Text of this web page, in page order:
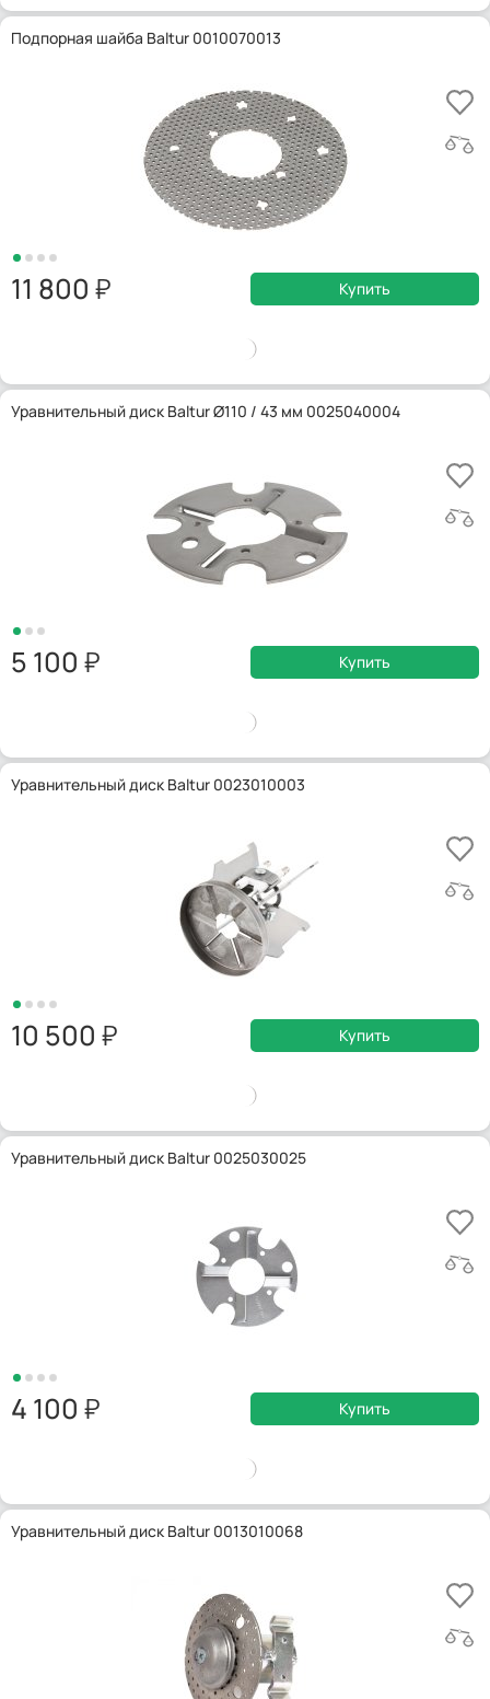
Подпорная шайба Baltur 0010070013
11 800 Купить
Уравнительный диск Baltur Ø110 / 43 мм 0025040004
5 100 Купить
Уравнительный диск Baltur 0023010003
10 500 Купить
Уравнительный диск Baltur 0025030025
4 100 Купить
Уравнительный диск Baltur 0013010068